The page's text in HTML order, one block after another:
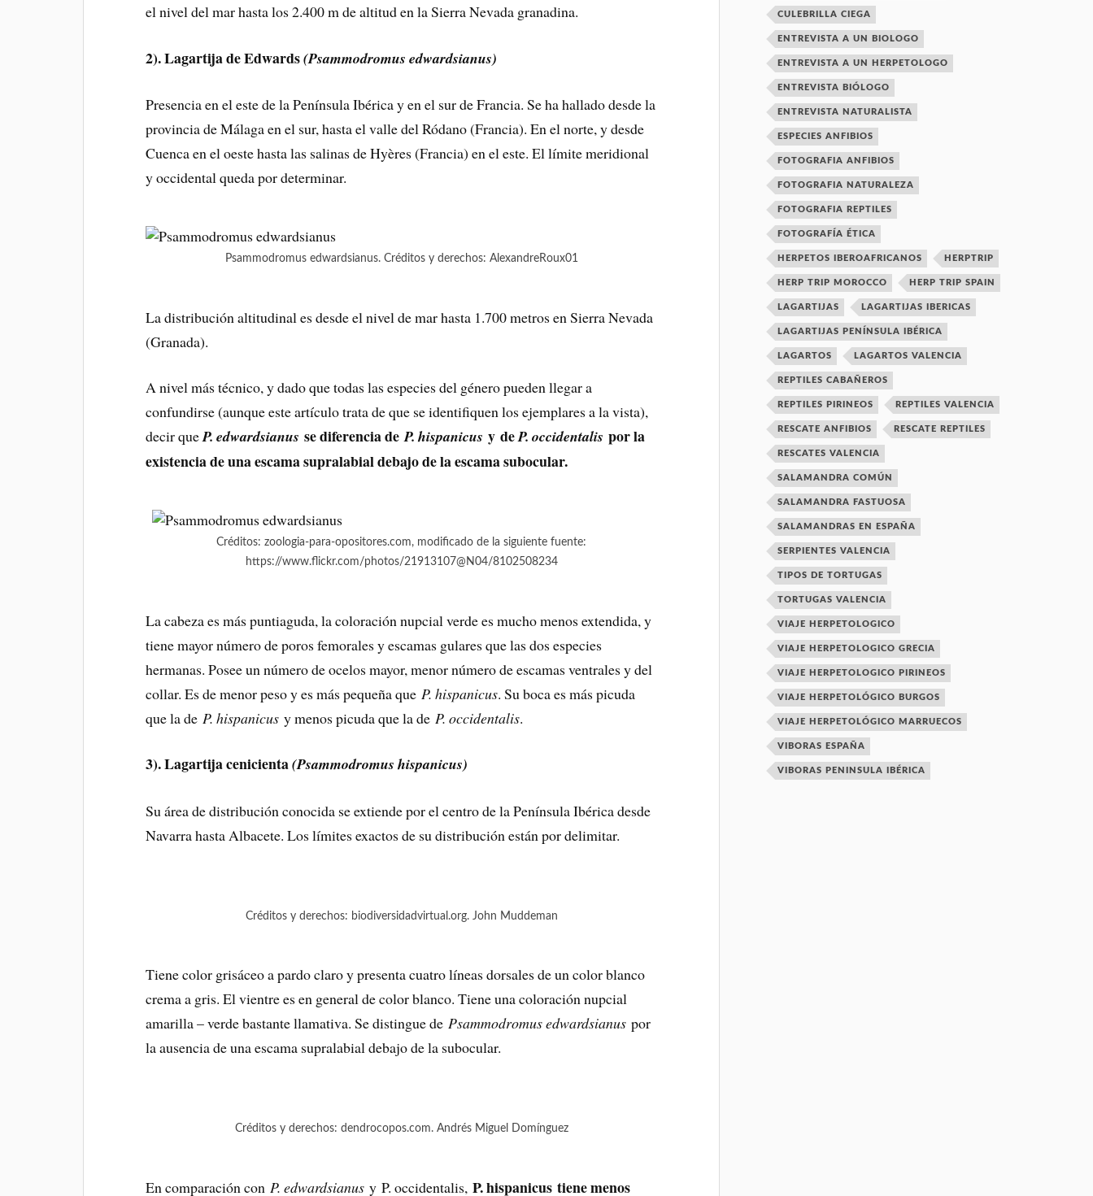
el nivel del mar hasta los 2.400 m de altitud en la Sierra Nevada granadina.
2). Lagartija de Edwards(Psammodromus edwardsianus)
Presencia en el este de la Península Ibérica y en el sur de Francia. Se ha hallado desde la
provincia de Málaga en el sur, hasta el valle del Ródano (Francia). En el norte, y desde
Cuenca en el oeste hasta las salinas de Hyères (Francia) en el este. El límite meridional
y occidental queda por determinar.
Psammodromus edwardsianus. Créditos y derechos: AlexandreRoux01
La distribución altitudinal es desde el nivel de mar hasta 1.700 metros en Sierra Nevada
(Granada).
A nivel más técnico, y dado que todas las especies del género pueden llegar a
confundirse (aunque este artículo trata de que se identifiquen los ejemplares a la vista),
decir queP. edwardsianusse diferencia deP. hispanicus y deP. occidentalispor la
existencia de una escama supralabial debajo de la escama subocular.
Créditos: zoologia-para-opositores.com, modificado de la siguiente fuente:
https://www.flickr.com/photos/21913107@N04/8102508234
La cabeza es más puntiaguda, la coloración nupcial verde es mucho menos extendida, y
tiene mayor número de poros femorales y escamas gulares que las dos especies
hermanas. Posee un número de ocelos mayor, menor número de escamas ventrales y del
collar. Es de menor peso y es más pequeña que P. hispanicus. Su boca es más picuda
que la de P. hispanicus y menos picuda que la de P. occidentalis.
3). Lagartija cenicienta(Psammodromus hispanicus)
Su área de distribución conocida se extiende por el centro de la Península Ibérica desde
Navarra hasta Albacete. Los límites exactos de su distribución están por delimitar.
Créditos y derechos: biodiversidadvirtual.org. John Muddeman
Tiene color grisáceo a pardo claro y presenta cuatro líneas dorsales de un color blanco
crema a gris. El vientre es en general de color blanco. Tiene una coloración nupcial
amarilla – verde bastante llamativa. Se distingue dePsammodromus edwardsianuspor
la ausencia de una escama supralabial debajo de la subocular.
Créditos y derechos: dendrocopos.com. Andrés Miguel Domínguez
En comparación con P. edwardsianus y P. occidentalis,P. hispanicus tiene menos
CULEBRILLA CIEGA
ENTREVISTA A UN BIOLOGO
ENTREVISTA A UN HERPETOLOGO
ENTREVISTA BIÓLOGO
ENTREVISTA NATURALISTA
ESPECIES ANFIBIOS
FOTOGRAFIA ANFIBIOS
FOTOGRAFIA NATURALEZA
FOTOGRAFIA REPTILES
FOTOGRAFÍA ÉTICA
HERPETOS IBEROAFRICANOS HERPTRIP
HERP TRIP MOROCCO HERP TRIP SPAIN
LAGARTIJAS LAGARTIJAS IBERICAS
LAGARTIJAS PENÍNSULA IBÉRICA
LAGARTOS LAGARTOS VALENCIA
REPTILES CABAÑEROS
REPTILES PIRINEOS REPTILES VALENCIA
RESCATE ANFIBIOS RESCATE REPTILES
RESCATES VALENCIA
SALAMANDRA COMÚN
SALAMANDRA FASTUOSA
SALAMANDRAS EN ESPAÑA
SERPIENTES VALENCIA
TIPOS DE TORTUGAS
TORTUGAS VALENCIA
VIAJE HERPETOLOGICO
VIAJE HERPETOLOGICO GRECIA
VIAJE HERPETOLOGICO PIRINEOS
VIAJE HERPETOLÓGICO BURGOS
VIAJE HERPETOLÓGICO MARRUECOS
VIBORAS ESPAÑA
VIBORAS PENINSULA IBÉRICA